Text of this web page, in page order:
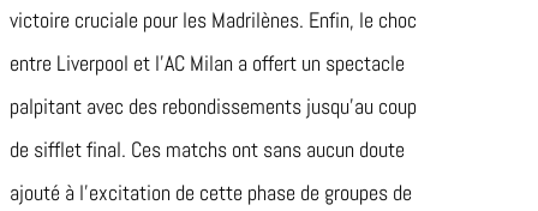
victoire cruciale pour les Madrilènes. Enfin, le choc
entre Liverpool et l’AC Milan a offert un spectacle
palpitant avec des rebondissements jusqu’au coup
de sifflet final. Ces matchs ont sans aucun doute
ajouté à l’excitation de cette phase de groupes de